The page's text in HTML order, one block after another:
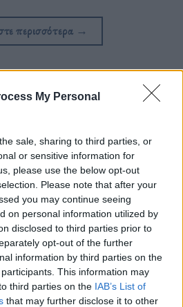
My Personal
sale, sharing to third parties, or
or sensitive information for
please use the below opt-out
Please note that after your
you may continue seeing
on personal information utilized by
disclosed to third parties prior to
opt-out of the further
information by third parties on the
participants. This information may
third parties on the IAB’s List of
that may further disclose it to other
περισσότερα →
TaggedCerezo,Ciro Ferrara Del Piero
Μαντσίνι ,Σαμπντόρια,
επίσης